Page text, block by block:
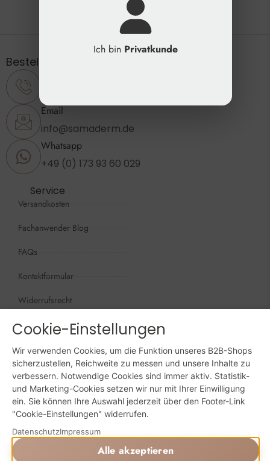
Die natürliche Schönheit erhalten
Bestellung & Support
Email
info@samaderm.de
Whatsapp
+49 (0) 173 93 60 029
Service
Versandkosten
Fachanwender Blog
FAQs
Kontaktformular
Widerrufsrecht
Öffnungszeiten
Wir sind persönlich, für Sie da:
Mo - Do: 09:00 - 16:00 Uhr
Fr: 09:00 - 15:00 Uhr
Sa + So: geschlossen
Online bestellen: 24/7
Ich bin Privatkunde
Cookie-Einstellungen
Wir verwenden Cookies, um die Funktion unseres B2B-Shops
sicherzustellen, Reichweite zu messen und unsere Inhalte zu
verbessern. Notwendige Cookies sind immer aktiv. Statistik-
und Marketing-Cookies setzen wir nur mit Ihrer Einwilligung
ein. Sie können Ihre Auswahl jederzeit über den Footer-Link
"Cookie-Einstellungen" widerrufen.
DatenschutzImpressum
Alle akzeptieren